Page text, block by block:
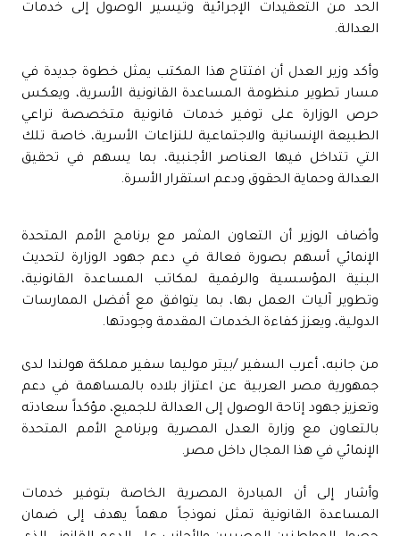
الحد من التعقيدات الإجرائية وتيسير الوصول إلى خدمات
العدالة.
وأكد وزير العدل أن افتتاح هذا المكتب يمثل خطوة جديدة في
مسار تطوير منظومة المساعدة القانونية الأسرية، ويعكس
حرص الوزارة على توفير خدمات قانونية متخصصة تراعي
الطبيعة الإنسانية والاجتماعية للنزاعات الأسرية، خاصة تلك
التي تتداخل فيها العناصر الأجنبية، بما يسهم في تحقيق
العدالة وحماية الحقوق ودعم استقرار الأسرة.
وأضاف الوزير أن التعاون المثمر مع برنامج الأمم المتحدة
الإنمائي أسهم بصورة فعالة في دعم جهود الوزارة لتحديث
البنية المؤسسية والرقمية لمكاتب المساعدة القانونية،
وتطوير آليات العمل بها، بما يتوافق مع أفضل الممارسات
الدولية، ويعزز كفاءة الخدمات المقدمة وجودتها.
من جانبه، أعرب السفير /بيتر موليما سفير مملكة هولندا لدى
جمهورية مصر العربية عن اعتزاز بلاده بالمساهمة في دعم
وتعزيز جهود إتاحة الوصول إلى العدالة للجميع، مؤكداً سعادته
بالتعاون مع وزارة العدل المصرية وبرنامج الأمم المتحدة
الإنمائي في هذا المجال داخل مصر.
وأشار إلى أن المبادرة المصرية الخاصة بتوفير خدمات
المساعدة القانونية تمثل نموذجاً مهماً يهدف إلى ضمان